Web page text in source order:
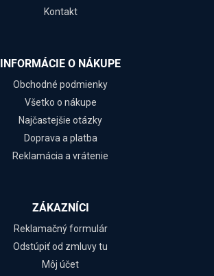
Kontakt
INFORMÁCIE O NÁKUPE
Obchodné podmienky
Všetko o nákupe
Najčastejšie otázky
Doprava a platba
Reklamácia a vrátenie
ZÁKAZNÍCI
Reklamačný formulár
Odstúpiť od zmluvy tu
Môj účet